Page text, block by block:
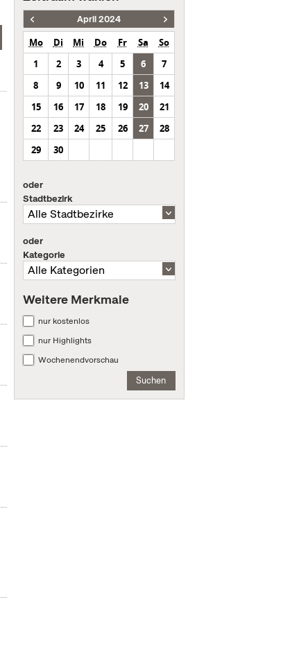
April 2024
Mo Di Mi Do Fr Sa
So
1
2 3 4 5 6
7
8
9 10 11 12 13
14
15
16 17 18 19 20
21
22
23 24 25 26 27
28
29
30
oder
Stadtbezirk
oder
Kategorie
Weitere Merkmale
nur kostenlos
nur Highlights
Wochenendvorschau
Suchen